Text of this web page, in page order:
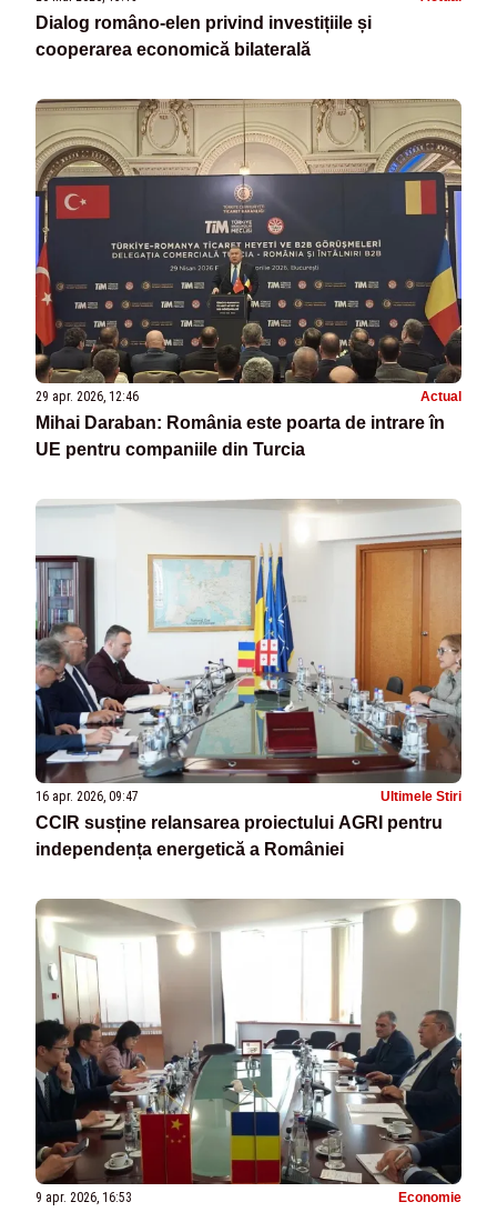
Dialog româno-elen privind investițiile și
cooperarea economică bilaterală
29 apr. 2026, 12:46 Actual
Mihai Daraban: România este poarta de intrare în
UE pentru companiile din Turcia
16 apr. 2026, 09:47 Ultimele Stiri
CCIR susține relansarea proiectului AGRI pentru
independența energetică a României
9 apr. 2026, 16:53 Economie